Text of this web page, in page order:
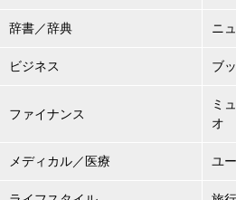
辞書／辞典 ニ
ビジネス ブ
ファイナンス
ミ
オ
メディカル／医療 ユ